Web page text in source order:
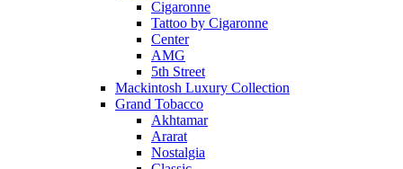
Сigaronne
Tattoo by Cigaronne
Center
AMG
5th Street
Mackintosh Luxury Collection
Grand Tobacco
Akhtamar
Ararat
Nostalgia